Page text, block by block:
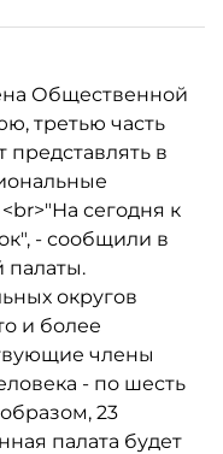
Общественной
третью часть
представлять в
сегодня к
- сообщили в
палаты.
округов
и более
члены
- по шесть
23
палата будет